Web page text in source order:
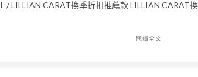
/ LILLIAN CARAT換季折扣推薦款 LILLIAN CARAT
閱讀全文